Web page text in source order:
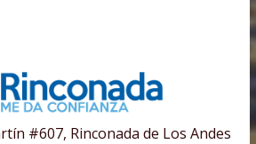
#607, Rinconada de Los Andes